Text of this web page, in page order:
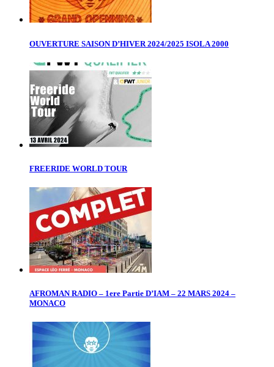
OUVERTURE SAISON D’HIVER 2024/2025 ISOLA 2000
FREERIDE WORLD TOUR
AFROMAN RADIO – 1ere Partie D’IAM – 22 MARS 2024 –
MONACO